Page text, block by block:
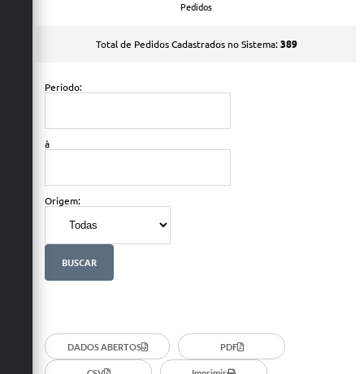
Pedidos
Total de Pedidos Cadastrados no Sistema: 389
Período:
à
Origem:
DADOS ABERTOS PDF